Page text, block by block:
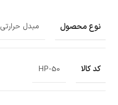
نوع محصول مبدل حرارتی
کد کالا HP-50